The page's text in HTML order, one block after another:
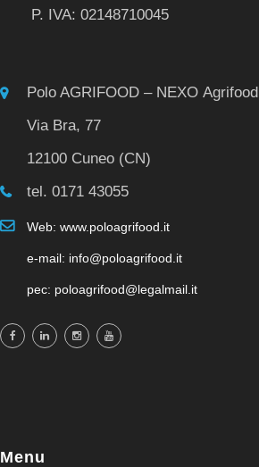
P. IVA: 02148710045
Polo AGRIFOOD – NEXO
Via Bra, 77
12100 Cuneo (CN)
tel. 0171 43055
Web: www.poloagrifood.it
e-mail: info@poloagrifood.it
pec: poloagrifood@legalmail.it
Menu